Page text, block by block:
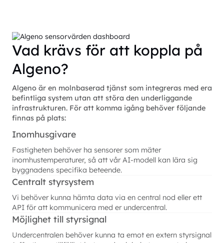
Vad krävs för att koppla på
Algeno?
Algeno är en molnbaserad tjänst som integreras med era
befintliga system utan att störa den underliggande
infrastrukturen. För att komma igång behöver följande
finnas på plats:
Inomhusgivare
Fastigheten behöver ha sensorer som mäter
inomhustemperaturer, så att vår AI-modell kan lära sig
byggnadens specifika beteende.
Centralt styrsystem
Vi behöver kunna hämta data via en central nod eller ett
API för att kommunicera med er undercentral.
Möjlighet till styrsignal
Undercentralen behöver kunna ta emot en extern styrsignal